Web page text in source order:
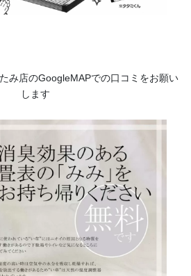
み店のGoogleMAPでの口コミをお願い
します